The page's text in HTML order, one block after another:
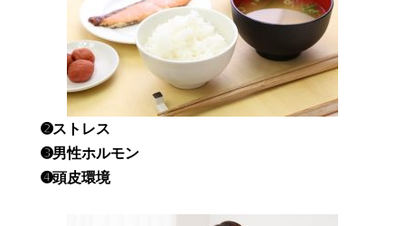
➋ストレス
➌男性ホルモン
➍頭皮環境